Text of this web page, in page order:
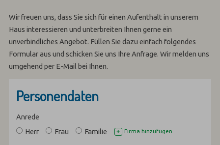
Wir freuen uns, dass Sie sich für einen Aufenthalt in unserem
Haus interessieren und unterbreiten Ihnen gerne ein
unverbindliches Angebot. Füllen Sie dazu einfach folgendes
Formular aus und schicken Sie uns Ihre Anfrage. Wir melden uns
umgehend per E-Mail bei Ihnen.
Personendaten
Anrede
Herr
Frau Familie + Firma hinzufügen